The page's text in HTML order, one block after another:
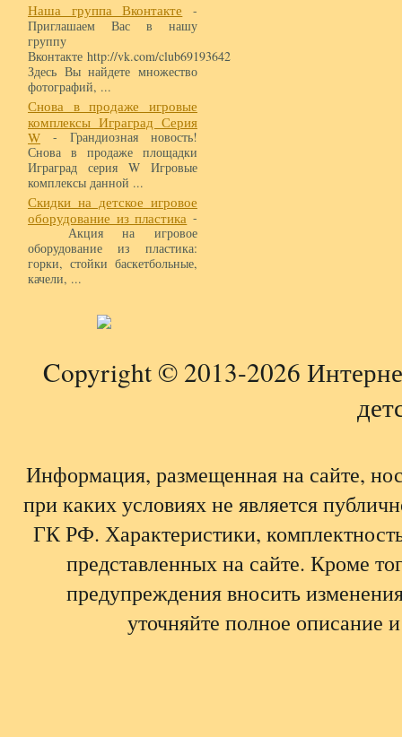
Наша группа Вконтакте -
Приглашаем Вас в нашу
группу
Вконтакте http://vk.com/club69193642
Здесь Вы найдете множество
фотографий, ...
Снова в продаже игровые
комплексы Играград Серия
W - Грандиозная новость!
Снова в продаже площадки
Играград серия W Игровые
комплексы данной ...
Скидки на детское игровое
оборудование из пластика -
Акция на игровое
оборудование из пластика:
горки, стойки баскетбольные,
качели, ...
Copyright © 2013-2026
Информация, размещенная на сайте,
при каких условиях не является
ГК РФ. Характеристики,
представленных на сайте. Кроме
предупреждения вносить
уточняйте полное описание